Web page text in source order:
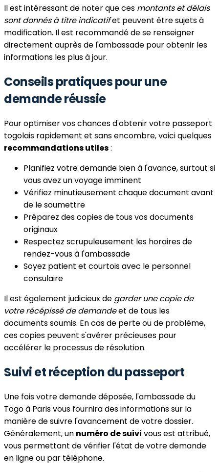
Il est intéressant de noter que ces montants et délais
sont donnés à titre indicatifet peuvent être sujets à
modification. Il est recommandé de se renseigner
directement auprès de l'ambassade pour obtenir les
informations les plus à jour.
Conseils pratiques pour une
demande réussie
Pour optimiser vos chances d'obtenir votre passeport
togolais rapidement et sans encombre, voici quelques
recommandations utiles:
Planifiez votre demande bien à l'avance, surtout si
vous avez un voyage imminent
Vérifiez minutieusement chaque document avant
de le soumettre
Préparez des copies de tous vos documents
originaux
Respectez scrupuleusement les horaires de
rendez-vous à l'ambassade
Soyez patient et courtois avec le personnel
consulaire
Il est également judicieux de garder une copie de
votre récépissé de demandeet de tous les
documents soumis. En cas de perte ou de problème,
ces copies peuvent s'avérer précieuses pour
accélérer le processus de résolution.
Suivi et réception du passeport
Une fois votre demande déposée, l'ambassade du
Togo à Paris vous fournira des informations sur la
manière de suivre l'avancement de votre dossier.
Généralement, un numéro de suivi vous est attribué,
vous permettant de vérifier l'état de votre demande
en ligne ou par téléphone.